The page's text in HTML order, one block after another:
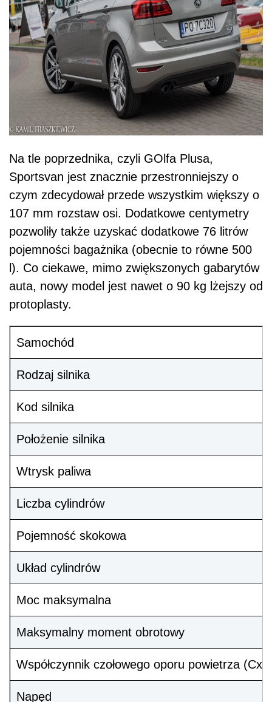
Na tle poprzednika, czyli GOlfa Plusa,
Sportsvan jest znacznie przestronniejszy o
czym zdecydował przede wszystkim większy o
107 mm rozstaw osi. Dodatkowe centymetry
pozwoliły także uzyskać dodatkowe 76 litrów
pojemności bagażnika (obecnie to równe 500
l). Co ciekawe, mimo zwiększonych gabarytów
auta, nowy model jest nawet o 90 kg lżejszy od
protoplasty.
Samochód
Rodzaj silnika
Kod silnika
Położenie silnika
Wtrysk paliwa
Liczba cylindrów
Pojemność skokowa
Układ cylindrów
Moc maksymalna
Maksymalny moment obrotowy
Współczynnik czołowego oporu powietrza (Cx):
Napęd